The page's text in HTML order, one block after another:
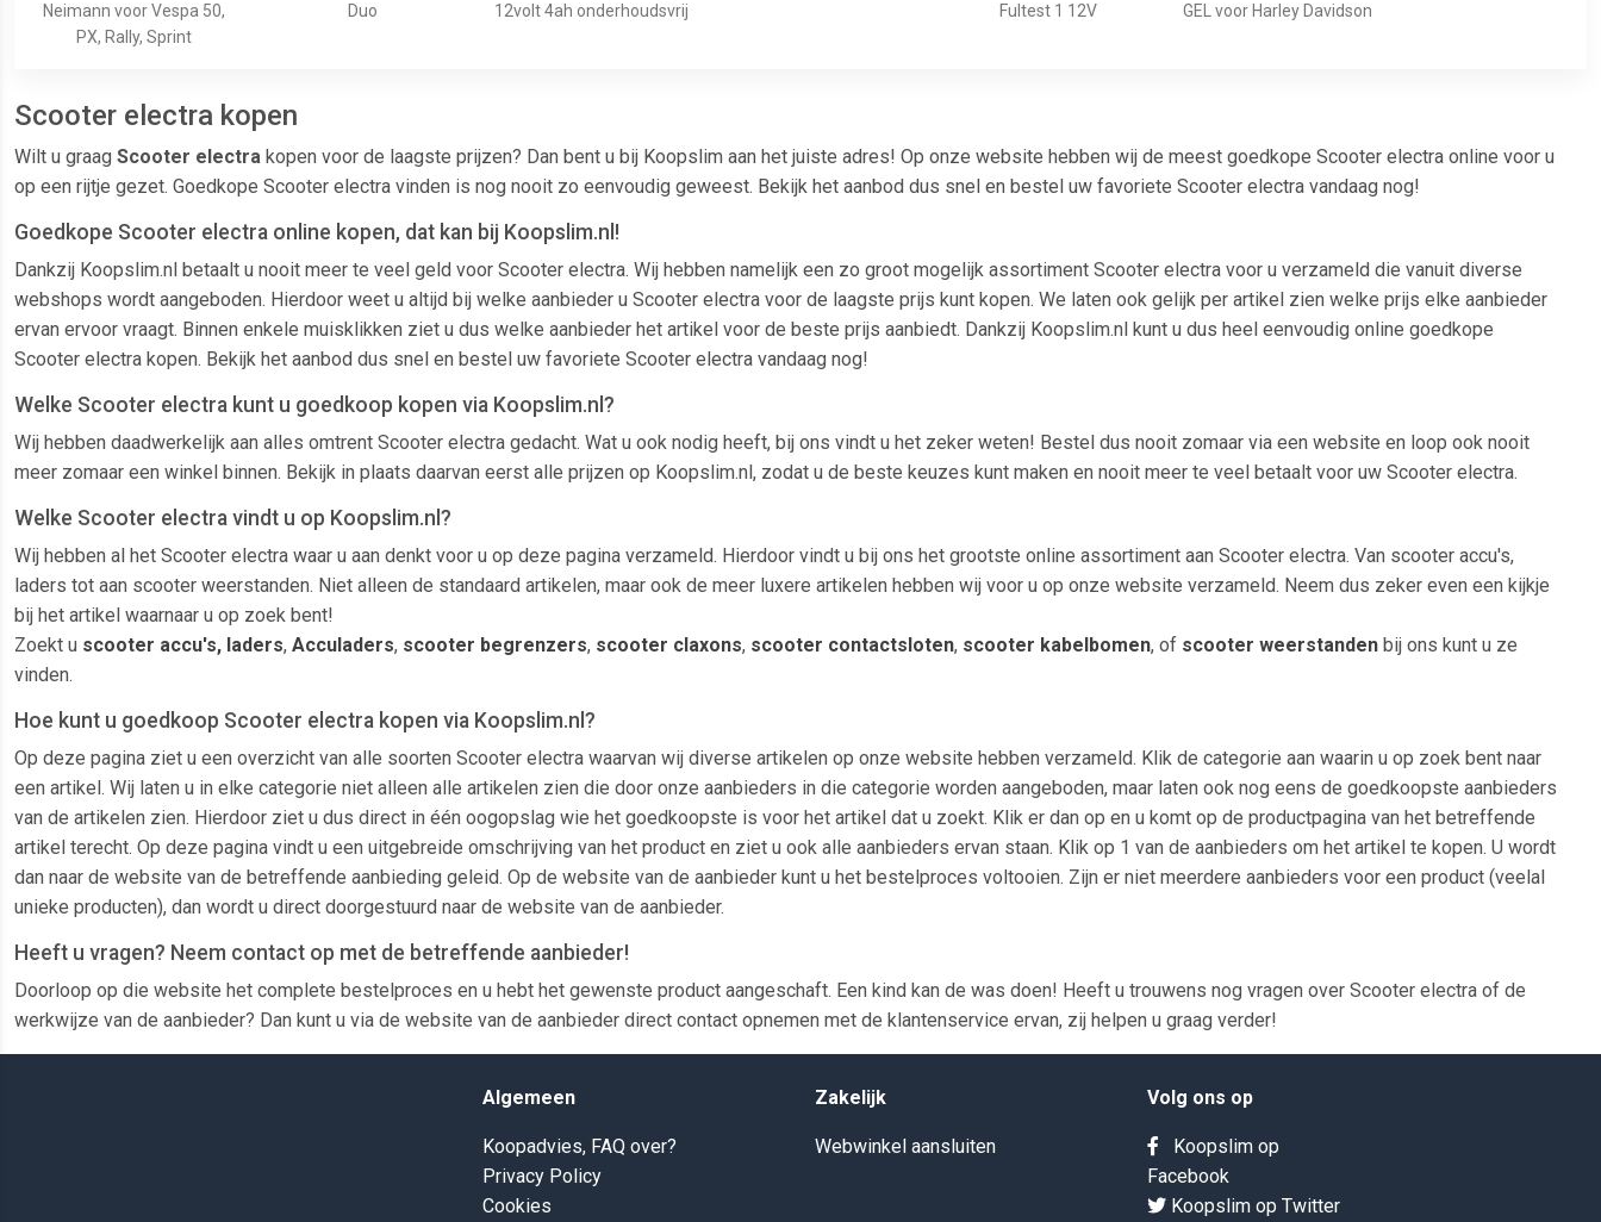
Neimann voor Vespa 50,
PX, Rally, Sprint
Duo
12volt 4ah onderhoudsvrij
Fultest 1 12V
GEL voor Harley Davidson
Scooter electra kopen
Wilt u graag Scooter electra kopen voor de laagste prijzen? Dan bent u bij Koopslim aan het juiste adres! Op onze website hebben wij de meest goedkope Scooter electra online voor u
op een rijtje gezet. Goedkope Scooter electra vinden is nog nooit zo eenvoudig geweest. Bekijk het aanbod dus snel en bestel uw favoriete Scooter electra vandaag nog!
Goedkope Scooter electra online kopen, dat kan bij Koopslim.nl!
Dankzij Koopslim.nl betaalt u nooit meer te veel geld voor Scooter electra. Wij hebben namelijk een zo groot mogelijk assortiment Scooter electra voor u verzameld die vanuit diverse
webshops wordt aangeboden. Hierdoor weet u altijd bij welke aanbieder u Scooter electra voor de laagste prijs kunt kopen. We laten ook gelijk per artikel zien welke prijs elke aanbieder
ervan ervoor vraagt. Binnen enkele muisklikken ziet u dus welke aanbieder het artikel voor de beste prijs aanbiedt. Dankzij Koopslim.nl kunt u dus heel eenvoudig online goedkope
Scooter electra kopen. Bekijk het aanbod dus snel en bestel uw favoriete Scooter electra vandaag nog!
Welke Scooter electra kunt u goedkoop kopen via Koopslim.nl?
Wij hebben daadwerkelijk aan alles omtrent Scooter electra gedacht. Wat u ook nodig heeft, bij ons vindt u het zeker weten! Bestel dus nooit zomaar via een website en loop ook nooit
meer zomaar een winkel binnen. Bekijk in plaats daarvan eerst alle prijzen op Koopslim.nl, zodat u de beste keuzes kunt maken en nooit meer te veel betaalt voor uw Scooter electra.
Welke Scooter electra vindt u op Koopslim.nl?
Wij hebben al het Scooter electra waar u aan denkt voor u op deze pagina verzameld. Hierdoor vindt u bij ons het grootste online assortiment aan Scooter electra. Van scooter accu's,
laders tot aan scooter weerstanden. Niet alleen de standaard artikelen, maar ook de meer luxere artikelen hebben wij voor u op onze website verzameld. Neem dus zeker even een kijkje
bij het artikel waarnaar u op zoek bent!
Zoekt u scooter accu's, laders, Acculaders, scooter begrenzers, scooter claxons, scooter contactsloten, scooter kabelbomen, of scooter weerstanden bij ons kunt u ze
vinden.
Hoe kunt u goedkoop Scooter electra kopen via Koopslim.nl?
Op deze pagina ziet u een overzicht van alle soorten Scooter electra waarvan wij diverse artikelen op onze website hebben verzameld. Klik de categorie aan waarin u op zoek bent naar
een artikel. Wij laten u in elke categorie niet alleen alle artikelen zien die door onze aanbieders in die categorie worden aangeboden, maar laten ook nog eens de goedkoopste aanbieders
van de artikelen zien. Hierdoor ziet u dus direct in één oogopslag wie het goedkoopste is voor het artikel dat u zoekt. Klik er dan op en u komt op de productpagina van het betreffende
artikel terecht. Op deze pagina vindt u een uitgebreide omschrijving van het product en ziet u ook alle aanbieders ervan staan. Klik op 1 van de aanbieders om het artikel te kopen. U wordt
dan naar de website van de betreffende aanbieding geleid. Op de website van de aanbieder kunt u het bestelproces voltooien. Zijn er niet meerdere aanbieders voor een product (veelal
unieke producten), dan wordt u direct doorgestuurd naar de website van de aanbieder.
Heeft u vragen? Neem contact op met de betreffende aanbieder!
Doorloop op die website het complete bestelproces en u hebt het gewenste product aangeschaft. Een kind kan de was doen! Heeft u trouwens nog vragen over Scooter electra of de
werkwijze van de aanbieder? Dan kunt u via de website van de aanbieder direct contact opnemen met de klantenservice ervan, zij helpen u graag verder!
Algemeen
Koopadvies, FAQ over?
Privacy Policy
Cookies
Zakelijk
Webwinkel aansluiten
Volg ons op
Koopslim op
Facebook
Koopslim op Twitter